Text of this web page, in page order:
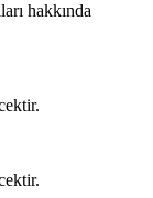
hakkında